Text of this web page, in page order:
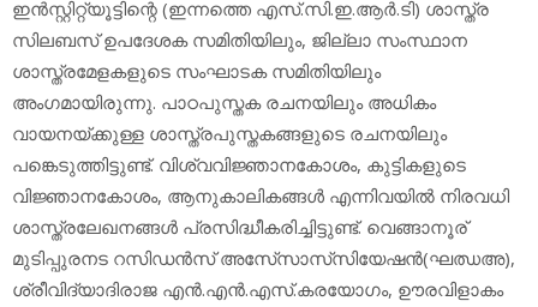
ഇന്‍സ്റ്റിറ്റ്യൂട്ടിന്റെ (ഇന്നത്തെ എസ്.സി.ഇ.ആര്‍.ടി) ശാസ്ത്ര
സിലബസ് ഉപദേശക സമിതിയിലും, ജില്ലാ സംസ്ഥാന
ശാസ്ത്രമേളകളുടെ സംഘാടക സമിതിയിലും
അംഗമായിരുന്നു. പാഠപുസ്തക രചനയിലും അധികം
വായനയ്ക്കുള്ള ശാസ്ത്രപുസ്തകങ്ങളുടെ രചനയിലും
പങ്കെടുത്തിട്ടുണ്ട്. വിശ്വവിജ്ഞാനകോശം, കുട്ടികളുടെ
വിജ്ഞാനകോശം, ആനുകാലികങ്ങള്‍ എന്നിവയില്‍ നിരവധി
ശാസ്ത്രലേഖനങ്ങള്‍ പ്രസിദ്ധീകരിച്ചിട്ടുണ്ട്. വെങ്ങാനൂര്
മുടിപ്പുരനട റസിഡന്‍സ് അസേ്‌സാസ്‌സിയേഷന്‍(ഘഝഅ),
ശ്രീവിദ്യാദിരാജ എന്‍.എന്‍.എസ്.കരയോഗം, ഊരവിളാകം